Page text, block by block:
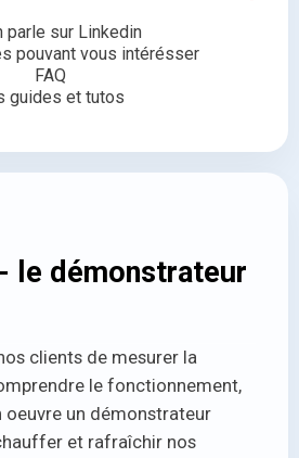
parle sur Linkedin
pouvant vous intérésser
FAQ
guides et tutos
le démonstrateur
clients de mesurer la
le fonctionnement,
oeuvre un démonstrateur
et rafraîchir nos